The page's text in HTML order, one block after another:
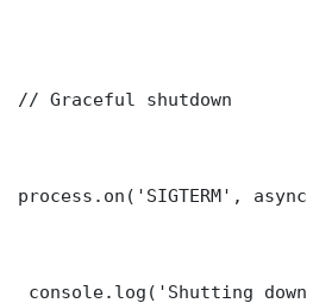
// Graceful shutdown
process.on('SIGTERM',
console.log('Shutting